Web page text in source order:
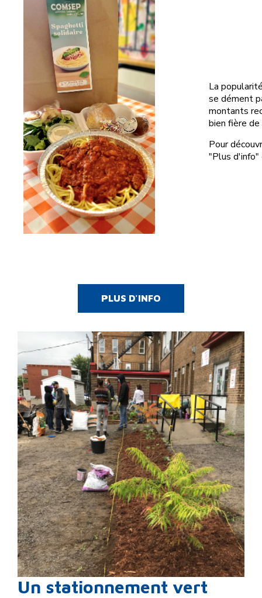
La
se dément
montants
bien fière de
Pour
"Plus d'info"
PLUS D'INFO
Un stationnement vert